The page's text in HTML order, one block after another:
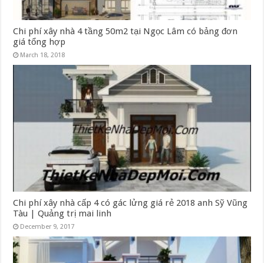
Chi phí xây nhà 4 tầng 50m2 tại Ngọc Lâm có bảng đơn
giá tổng hợp
March 18, 2018
Chi phí xây nhà cấp 4 có gác lửng giá rẻ 2018 anh Sỹ Vũng
Tàu | Quảng trị mai linh
December 9, 2017